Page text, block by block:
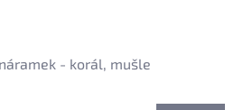
- korál, mušle